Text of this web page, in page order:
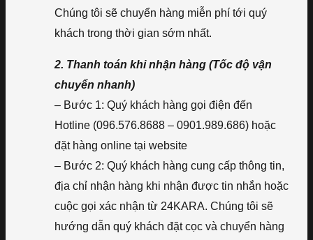
Chúng tôi sẽ chuyển hàng miễn phí tới quý
khách trong thời gian sớm nhất.
2. Thanh toán khi nhận hàng (Tốc độ vận
chuyển nhanh)
– Bước 1: Quý khách hàng gọi điện đến
Hotline (096.576.8688 – 0901.989.686) hoặc
đặt hàng online tại website
– Bước 2: Quý khách hàng cung cấp thông tin,
địa chỉ nhận hàng khi nhận được tin nhắn hoặc
cuộc gọi xác nhận từ 24KARA. Chúng tôi sẽ
hướng dẫn quý khách đặt cọc và chuyển hàng